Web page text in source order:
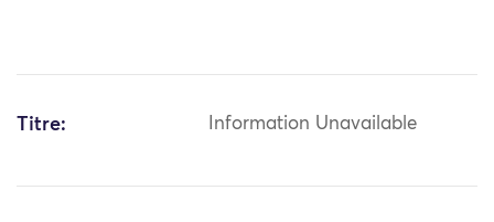
Titre: Information Unavailable